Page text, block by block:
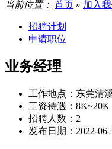
当前位置： 首页 » 加入
招聘计划
申请职位
业务经理
工作地点： 东莞清
工资待遇： 8K~20K
招聘人数： 2
发布日期： 2022-06-